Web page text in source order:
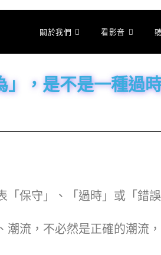
關於我們 看影音
，是不是一種過
保守」、「過時」或「錯誤
流，不必然是正確的潮流